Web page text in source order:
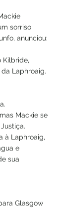
sorriso
anunciou:
Kilbride,
Laphroaig.
Mackie se
à Laphroaig,
e
sua
Glasgow